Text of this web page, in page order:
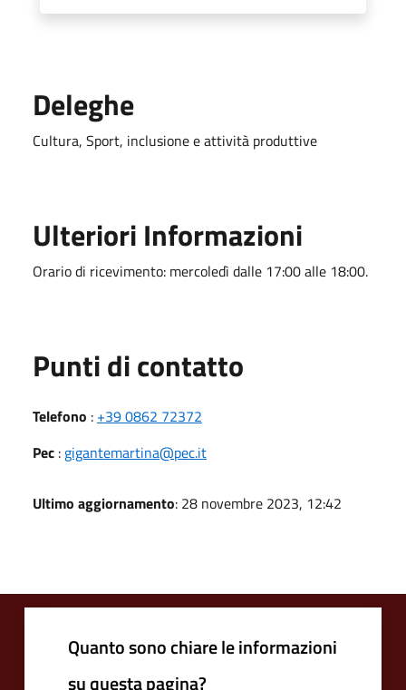
Deleghe
Cultura, Sport, inclusione e attività produttive
Ulteriori Informazioni
Orario di ricevimento: mercoledì dalle 17:00 alle 18:00.
Punti di contatto
Telefono : +39 0862 72372
Pec : gigantemartina@pec.it
Ultimo aggiornamento: 28 novembre 2023, 12:42
Quanto sono chiare le informazioni
su questa pagina?